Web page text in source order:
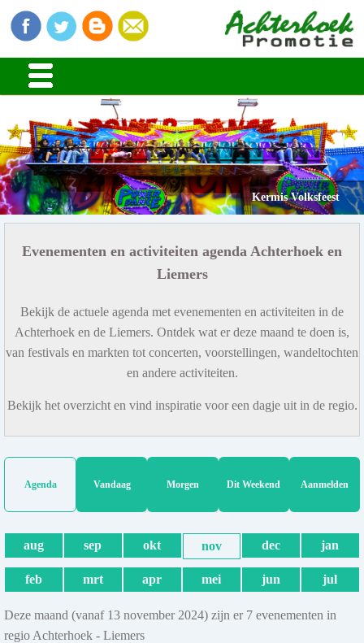
Kermis Volksfeest
Evenementen en activiteiten agenda Achterhoek en
Liemers
Bekijk de actuele agenda met evenementen en activiteiten in de
Achterhoek en de Liemers. Ontdek wat er deze maand te doen is,
van festivals en markten tot concerten, voorstellingen, wandeltochten
en andere activiteiten.
Bekijk het overzicht en vind inspiratie voor een dagje uit in de regio.
Agenda Vandaag Morgen Dit Weekend Aanmelden
aug sep okt nov dec jan
feb mrt apr mei jun jul
Deze maand (vanaf 13 november 2024) zijn er 7 evenementen in
regio Achterhoek - Liemers